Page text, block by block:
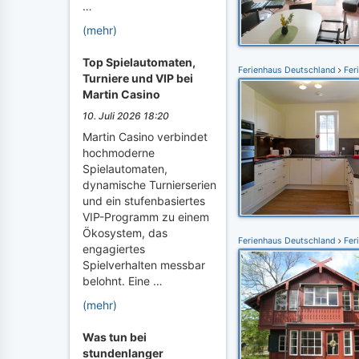
…
(mehr)
Top Spielautomaten,
Turniere und VIP bei
Martin Casino
10. Juli 2026 18:20
Martin Casino verbindet
hochmoderne
Spielautomaten,
dynamische Turnierserien
und ein stufenbasiertes
VIP-Programm zu einem
Ökosystem, das
engagiertes
Spielverhalten messbar
belohnt. Eine …
(mehr)
Was tun bei
stundenlanger
Ferienhaus Deutschland
Ferienhaus Deutschland